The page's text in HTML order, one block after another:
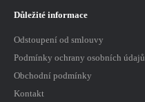
Důležité informace
Odstoupení od smlouvy
Podmínky ochrany osobních údajů
Obchodní podmínky
Kontakt